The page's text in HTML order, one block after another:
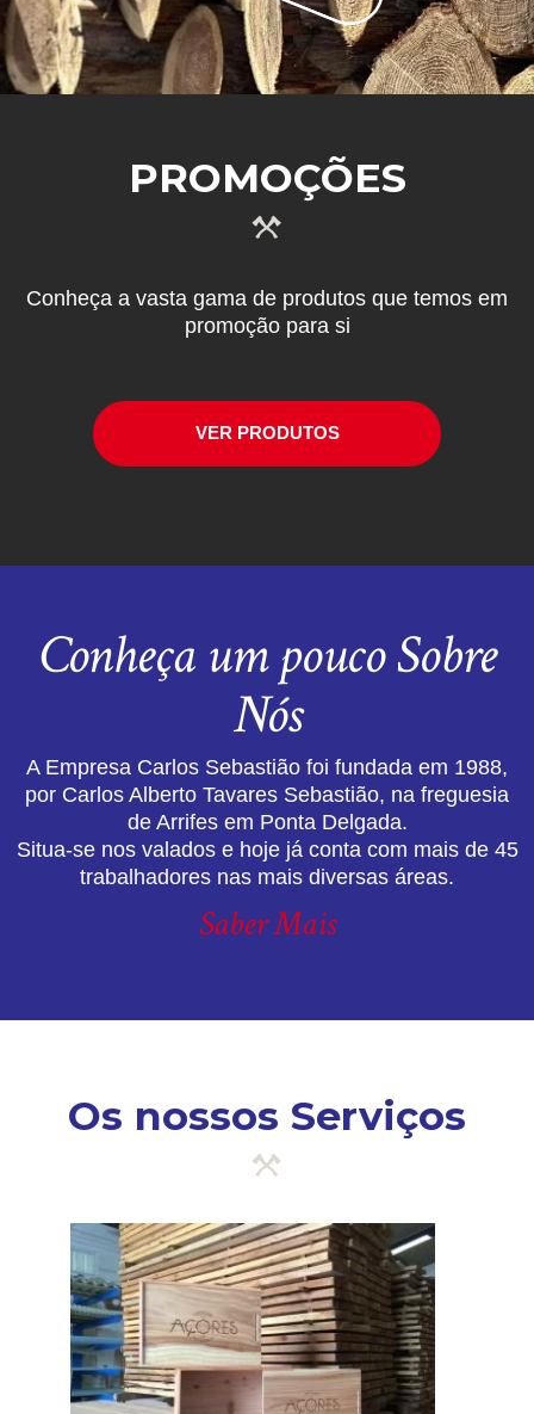
PROMOÇÕES
Conheça a vasta gama de produtos que temos em
promoção para si
VER PRODUTOS
Conheça um pouco Sobre
Nós
A Empresa Carlos Sebastião foi fundada em 1988,
por Carlos Alberto Tavares Sebastião, na freguesia
de Arrifes em Ponta Delgada.
Situa-se nos valados e hoje já conta com mais de 45
trabalhadores nas mais diversas áreas.
Saber Mais
Os nossos Serviços